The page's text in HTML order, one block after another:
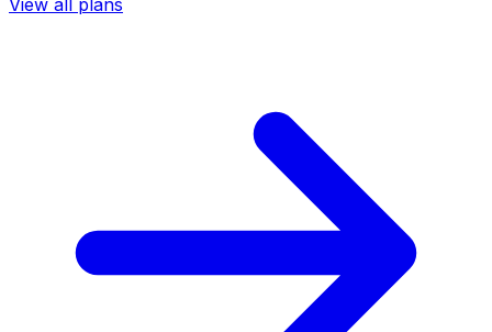
View all plans